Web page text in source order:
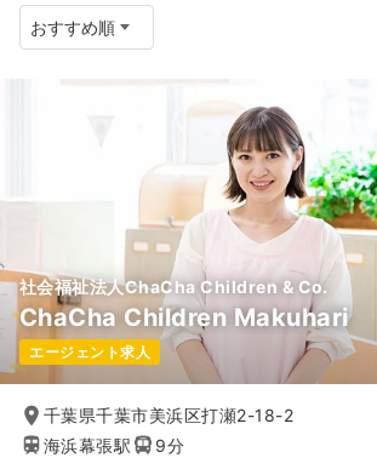
社会福祉法人ChaCha Children & Co.
ChaCha Children Makuhari
エージェント求人
千葉県千葉市美浜区打瀬2-18-2
海浜幕張駅
9分